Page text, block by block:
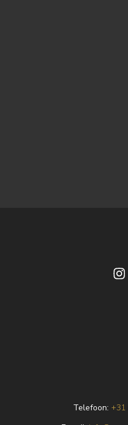
Telefoon: +31